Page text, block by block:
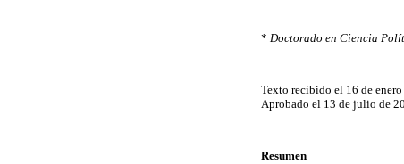
* Doctorado en Ciencia
Texto recibido el 16 de enero
Aprobado el 13 de julio de
Resumen